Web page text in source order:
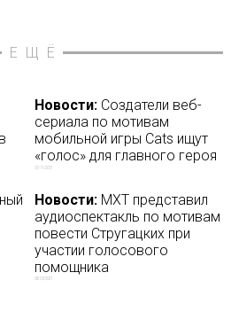
ЕЩЁ
Новости: Создатели веб-
сериала по мотивам
мобильной игры Cats ищут
«голос» для главного героя
01/11/2017
Новости: МХТ представил
аудиоспектакль по мотивам
повести Стругацких при
участии голосового
помощника
03/09/2021